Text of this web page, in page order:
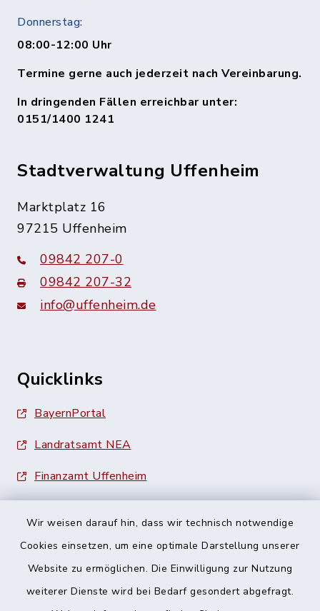
Wir weisen darauf hin, dass wir technisch notwendige
Cookies einsetzen, um eine optimale Darstellung unserer
Website zu ermöglichen. Die Einwilligung zur Nutzung
weiterer Dienste wird bei Bedarf gesondert abgefragt.
Donnerstag:
08:00-12:00 Uhr
Termine gerne auch jederzeit nach Vereinbarung.
In dringenden Fällen erreichbar unter:
0151/1400 1241
Stadtverwaltung Uffenheim
Marktplatz 16
97215 Uffenheim
09842 207-0
09842 207-32
info@uffenheim.de
Quicklinks
BayernPortal
Landratsamt NEA
Finanzamt Uffenheim